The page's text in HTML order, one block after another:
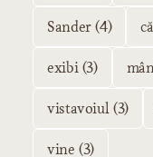
Sander (4)
exibi (3)
vistavoiul (3)
vine (3)